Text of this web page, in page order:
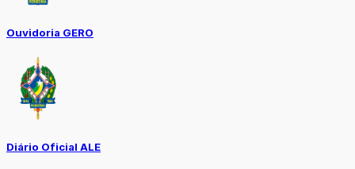
Ouvidoria GERO
Diário Oficial ALE